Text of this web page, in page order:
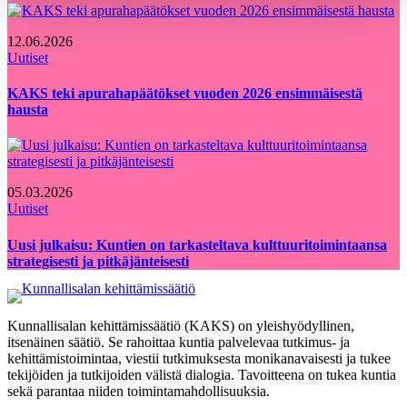
12.06.2026
Uutiset
KAKS teki apurahapäätökset vuoden 2026 ensimmäisestä
hausta
05.03.2026
Uutiset
Uusi julkaisu: Kuntien on tarkasteltava kulttuuritoimintaansa
strategisesti ja pitkäjänteisesti
Kunnallisalan kehittämissäätiö (KAKS) on yleishyödyllinen,
itsenäinen säätiö. Se rahoittaa kuntia palvelevaa tutkimus- ja
kehittämistoimintaa, viestii tutkimuksesta monikanavaisesti ja tukee
tekijöiden ja tutkijoiden välistä dialogia. Tavoitteena on tukea kuntia
sekä parantaa niiden toimintamahdollisuuksia.